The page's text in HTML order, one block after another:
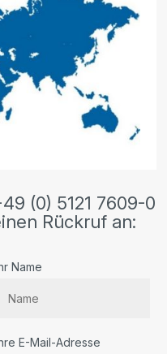
(0) 5121 7609-0
Rückruf an:
Name
E-Mail-Adresse